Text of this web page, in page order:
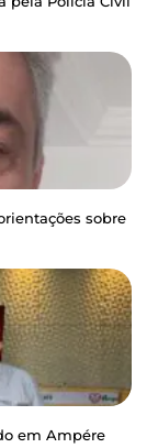
sobre
em Ampére